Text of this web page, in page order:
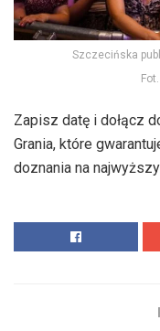
Szczecińska
Zapisz datę i dołącz
Grania, które
doznania na